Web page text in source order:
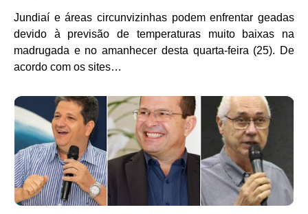
Jundiaí e áreas circunvizinhas podem enfrentar geadas
devido à previsão de temperaturas muito baixas na
madrugada e no amanhecer desta quarta-feira (25). De
acordo com os sites…